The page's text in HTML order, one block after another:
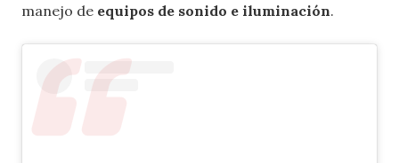
manejo de equipos de sonido e iluminación.